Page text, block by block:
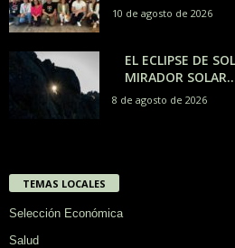
10 de agosto de 2026
EL ECLIPSE DE
MIRADOR
8 de agosto de 2026
TEMAS LOCALES
Selección Económica
Salud